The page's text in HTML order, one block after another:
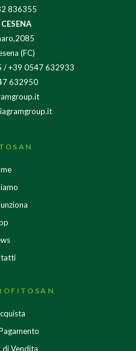
836355
(FC)
/+39 0547 632933
632950
di Vendita